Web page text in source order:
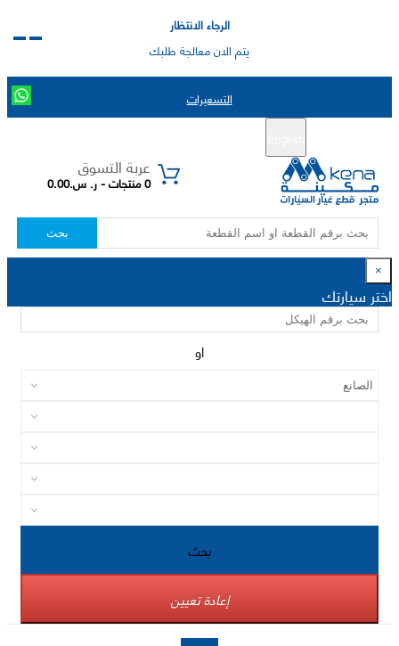
الرجاء الانتظار
يتم الان معالجة طلبك
التسعيرات
عربة التسوق
0 منتجات - ر. س.0.00
بحث
×
اختر سيارتك
او
بحث
إعادة تعيين